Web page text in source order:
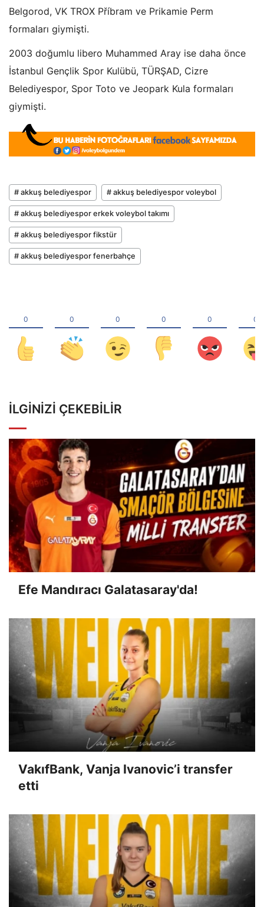
Belgorod, VK TROX Příbram ve Prikamie Perm
formaları giymişti.
2003 doğumlu libero Muhammed Aray ise daha önce
İstanbul Gençlik Spor Kulübü, TÜRŞAD, Cizre
Belediyespor, Spor Toto ve Jeopark Kula formaları
giymişti.
# akkuş belediyespor # akkuş belediyespor voleybol
# akkuş belediyespor erkek voleybol takımı
# akkuş belediyespor fikstür
# akkuş belediyespor fenerbahçe
İLGINIZI ÇEKEBILIR
Efe Mandıracı Galatasaray'da!
VakıfBank, Vanja Ivanovic’i transfer
etti